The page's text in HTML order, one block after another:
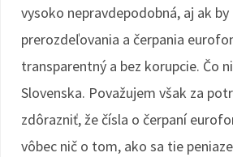
vysoko nepravdepodobná, aj ak
prerozdeľovania a čerpania
transparentný a bez korupcie. Čo
Slovenska. Považujem však za
zdôrazniť, že čísla o čerpaní
vôbec nič o tom, ako sa tie